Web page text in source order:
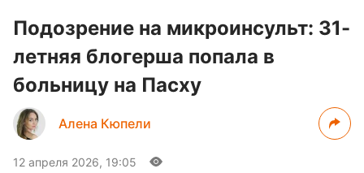
Подозрение на микроинсульт: 31-
летняя блогерша попала в
больницу на Пасху
Алена Кюпели
12 апреля 2026, 19:05